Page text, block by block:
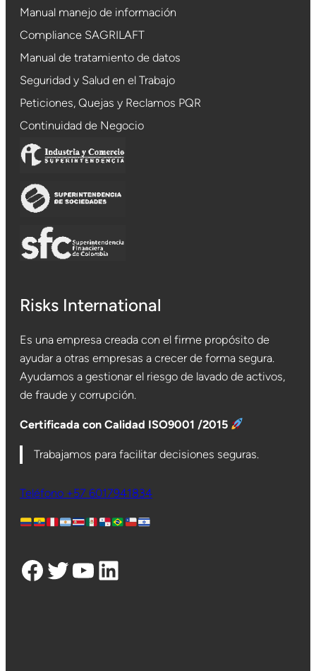
Manual manejo de información
Compliance SAGRILAFT
Manual de tratamiento de datos
Seguridad y Salud en el Trabajo
Peticiones, Quejas y Reclamos PQR
Continuidad de Negocio
Risks International
Es una empresa creada con el firme propósito de
ayudar a otras empresas a crecer de forma segura.
Ayudamos a gestionar el riesgo de lavado de activos,
de fraude y corrupción.
Certificada con Calidad ISO9001 /2015
Trabajamos para facilitar decisiones seguras.
Teléfono +57 6017941834
Facebook Twitter YouTube LinkedIn